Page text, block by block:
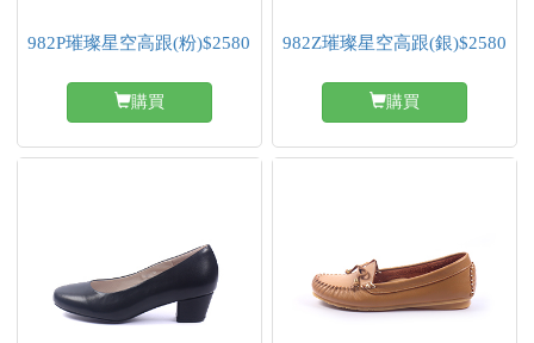
982P璀璨星空高跟(粉)$2580
購買
982Z璀璨星空高跟(銀)$2580
購買